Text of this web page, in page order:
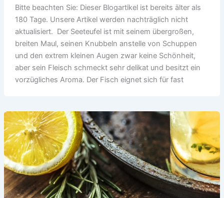
Bitte beachten Sie: Dieser Blogartikel ist bereits älter als
180 Tage. Unsere Artikel werden nachträglich nicht
aktualisiert. Der Seeteufel ist mit seinem übergroßen,
breiten Maul, seinen Knubbeln anstelle von Schuppen
und den extrem kleinen Augen zwar keine Schönheit,
aber sein Fleisch schmeckt sehr delikat und besitzt ein
vorzügliches Aroma. Der Fisch eignet sich für fast